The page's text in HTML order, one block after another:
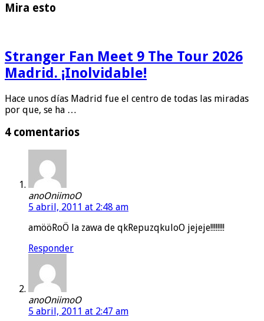
Mira esto
Stranger Fan Meet 9 The Tour 2026
Madrid. ¡Inolvidable!
Hace unos días Madrid fue el centro de todas las miradas
por que, se ha …
4 comentarios
anoOniimoO
5 abril, 2011 at 2:48 am
amööRoÖ la zawa de qkRepuzqkuloO jejeje!!!!!!!!
Responder
anoOniimoO
5 abril, 2011 at 2:47 am